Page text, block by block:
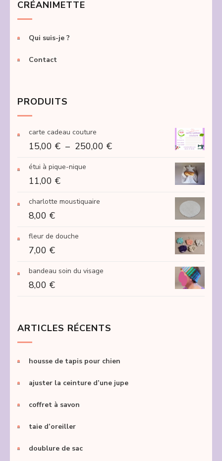
CRÉANIMETTE
Qui suis-je ?
Contact
PRODUITS
carte cadeau couture
15,00 € – 250,00 €Plage
étui à pique-nique
11,00 €
charlotte moustiquaire
8,00 €
fleur de douche
7,00 €
bandeau soin du visage
8,00 €
ARTICLES RÉCENTS
housse de tapis pour chien
ajuster la ceinture d’une jupe
coffret à savon
taie d’oreiller
doublure de sac